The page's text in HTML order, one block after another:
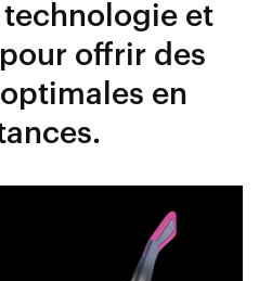
technologie et
offrir des
en